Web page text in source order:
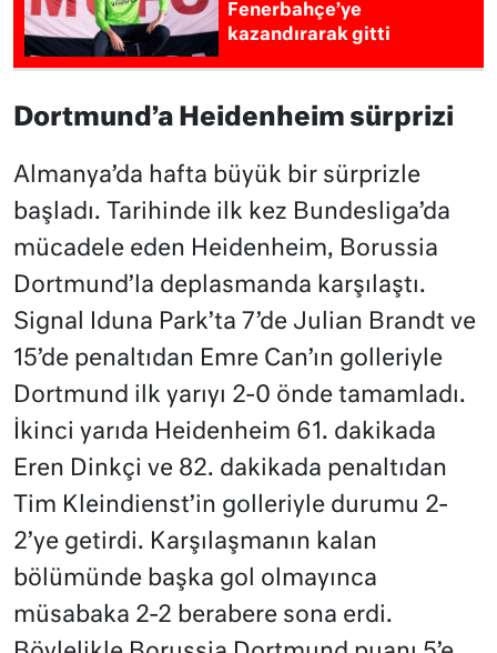
Fenerbahçe’ye
kazandırarak gitti
Dortmund’a Heidenheim sürprizi
Almanya’da hafta büyük bir sürprizle
başladı. Tarihinde ilk kez Bundesliga’da
mücadele eden Heidenheim, Borussia
Dortmund’la deplasmanda karşılaştı.
Signal Iduna Park’ta 7’de Julian Brandt ve
15’de penaltıdan Emre Can’ın golleriyle
Dortmund ilk yarıyı 2-0 önde tamamladı.
İkinci yarıda Heidenheim 61. dakikada
Eren Dinkçi ve 82. dakikada penaltıdan
Tim Kleindienst’in golleriyle durumu 2-
2’ye getirdi. Karşılaşmanın kalan
bölümünde başka gol olmayınca
müsabaka 2-2 berabere sona erdi.